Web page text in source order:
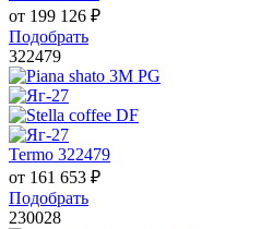
от 199 126 ₽
Подобрать
322479
Termo 322479
от 161 653 ₽
Подобрать
230028